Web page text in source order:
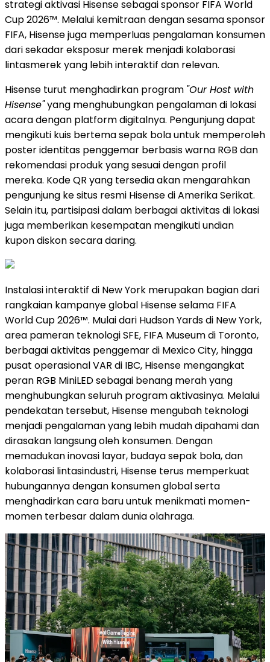
strategi aktivasi Hisense sebagai sponsor FIFA World
Cup 2026™. Melalui kemitraan dengan sesama sponsor
FIFA, Hisense juga memperluas pengalaman konsumen
dari sekadar eksposur merek menjadi kolaborasi
lintasmerek yang lebih interaktif dan relevan.
Hisense turut menghadirkan program "Our Host with
Hisense"yang menghubungkan pengalaman di lokasi
acara dengan platform digitalnya. Pengunjung dapat
mengikuti kuis bertema sepak bola untuk memperoleh
poster identitas penggemar berbasis warna RGB dan
rekomendasi produk yang sesuai dengan profil
mereka. Kode QR yang tersedia akan mengarahkan
pengunjung ke situs resmi Hisense di Amerika Serikat.
Selain itu, partisipasi dalam berbagai aktivitas di lokasi
juga memberikan kesempatan mengikuti undian
kupon diskon secara daring.
Instalasi interaktif di New York merupakan bagian dari
rangkaian kampanye global Hisense selama FIFA
World Cup 2026™. Mulai dari Hudson Yards di New York,
area pameran teknologi SFE, FIFA Museum di Toronto,
berbagai aktivitas penggemar di Mexico City, hingga
pusat operasional VAR di IBC, Hisense mengangkat
peran RGB MiniLED sebagai benang merah yang
menghubungkan seluruh program aktivasinya. Melalui
pendekatan tersebut, Hisense mengubah teknologi
menjadi pengalaman yang lebih mudah dipahami dan
dirasakan langsung oleh konsumen. Dengan
memadukan inovasi layar, budaya sepak bola, dan
kolaborasi lintasindustri, Hisense terus memperkuat
hubungannya dengan konsumen global serta
menghadirkan cara baru untuk menikmati momen-
momen terbesar dalam dunia olahraga.